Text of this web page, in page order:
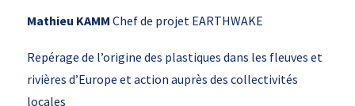
Mathieu KAMM Chef de projet EARTHWAKE
Repérage de l’origine des plastiques dans les fleuves et
rivières d’Europe et action auprès des collectivités
locales